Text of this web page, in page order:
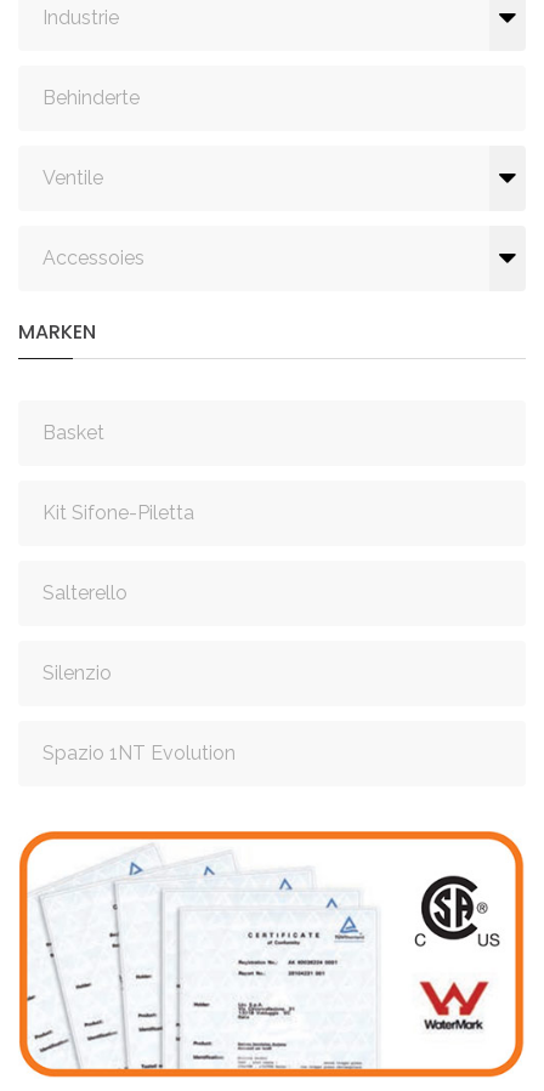
Industrie
Behinderte
Ventile
Accessoies
MARKEN
Basket
Kit Sifone-Piletta
Salterello
Silenzio
Spazio 1NT Evolution